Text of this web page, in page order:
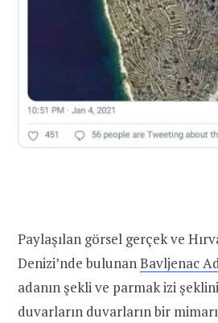
Paylaşılan görsel gerçek ve
Denizi’nde bulunanBavljenac
adanın şekli ve parmak izi
duvarların duvarların bir